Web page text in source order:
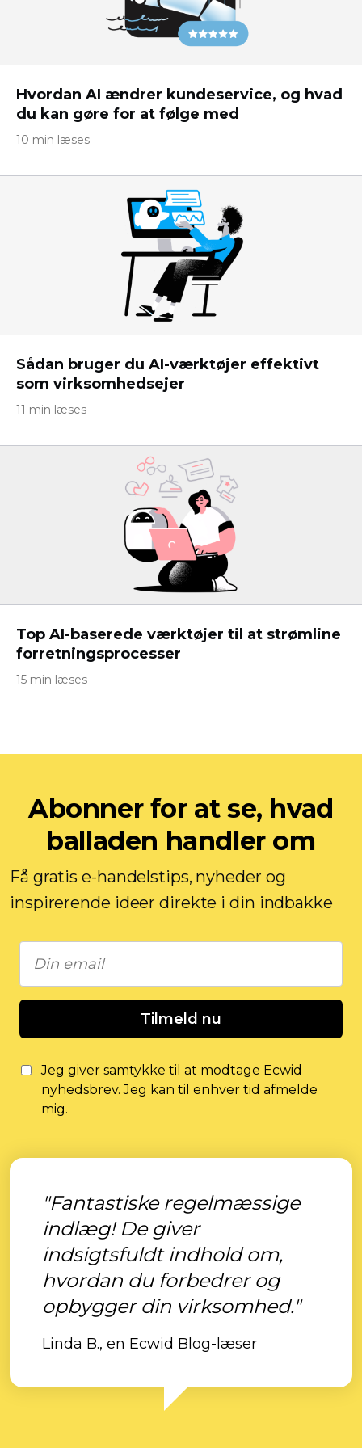
Hvordan AI ændrer kundeservice, og hvad
du kan gøre for at følge med
10 min læses
Sådan bruger du AI-værktøjer effektivt
som virksomhedsejer
11 min læses
Top AI-baserede værktøjer til at strømline
forretningsprocesser
15 min læses
Abonner for at se, hvad
balladen handler om
Få gratis e-handelstips, nyheder og
inspirerende ideer direkte i din indbakke
Tilmeld nu
Jeg giver samtykke til at modtage Ecwid
nyhedsbrev. Jeg kan til enhver tid afmelde
mig.
"Fantastiske regelmæssige
indlæg! De giver
indsigtsfuldt indhold om,
hvordan du forbedrer og
opbygger din virksomhed."
Linda B., en Ecwid Blog-læser